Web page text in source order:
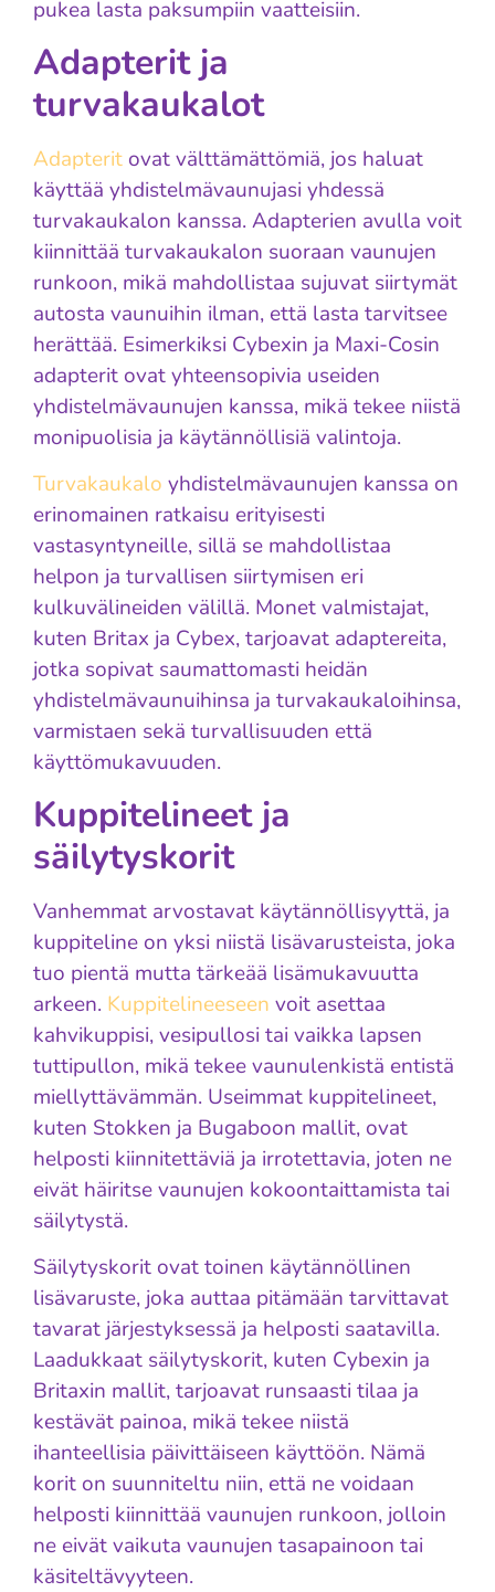
pukea lasta paksumpiin vaatteisiin.
Adapterit ja
turvakaukalot
Adapterit ovat välttämättömiä, jos haluat
käyttää yhdistelmävaunujasi yhdessä
turvakaukalon kanssa. Adapterien avulla voit
kiinnittää turvakaukalon suoraan vaunujen
runkoon, mikä mahdollistaa sujuvat siirtymät
autosta vaunuihin ilman, että lasta tarvitsee
herättää. Esimerkiksi Cybexin ja Maxi-Cosin
adapterit ovat yhteensopivia useiden
yhdistelmävaunujen kanssa, mikä tekee niistä
monipuolisia ja käytännöllisiä valintoja.
Turvakaukalo yhdistelmävaunujen kanssa on
erinomainen ratkaisu erityisesti
vastasyntyneille, sillä se mahdollistaa
helpon ja turvallisen siirtymisen eri
kulkuvälineiden välillä. Monet valmistajat,
kuten Britax ja Cybex, tarjoavat adaptereita,
jotka sopivat saumattomasti heidän
yhdistelmävaunuihinsa ja turvakaukaloihinsa,
varmistaen sekä turvallisuuden että
käyttömukavuuden.
Kuppitelineet ja
säilytyskorit
Vanhemmat arvostavat käytännöllisyyttä, ja
kuppiteline on yksi niistä lisävarusteista, joka
tuo pientä mutta tärkeää lisämukavuutta
arkeen. Kuppitelineeseen voit asettaa
kahvikuppisi, vesipullosi tai vaikka lapsen
tuttipullon, mikä tekee vaunulenkistä entistä
miellyttävämmän. Useimmat kuppitelineet,
kuten Stokken ja Bugaboon mallit, ovat
helposti kiinnitettäviä ja irrotettavia, joten ne
eivät häiritse vaunujen kokoontaittamista tai
säilytystä.
Säilytyskorit ovat toinen käytännöllinen
lisävaruste, joka auttaa pitämään tarvittavat
tavarat järjestyksessä ja helposti saatavilla.
Laadukkaat säilytyskorit, kuten Cybexin ja
Britaxin mallit, tarjoavat runsaasti tilaa ja
kestävät painoa, mikä tekee niistä
ihanteellisia päivittäiseen käyttöön. Nämä
korit on suunniteltu niin, että ne voidaan
helposti kiinnittää vaunujen runkoon, jolloin
ne eivät vaikuta vaunujen tasapainoon tai
käsiteltävyyteen.